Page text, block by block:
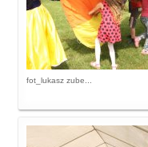
fot_lukasz zube...